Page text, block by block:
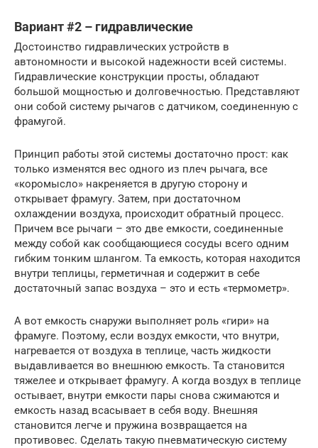
Вариант #2 – гидравлические
Достоинство гидравлических устройств в
автономности и высокой надежности всей системы.
Гидравлические конструкции просты, обладают
большой мощностью и долговечностью. Представляют
они собой систему рычагов с датчиком, соединенную с
фрамугой.
Принцип работы этой системы достаточно прост: как
только изменятся вес одного из плеч рычага, все
«коромысло» накреняется в другую сторону и
открывает фрамугу. Затем, при достаточном
охлаждении воздуха, происходит обратный процесс.
Причем все рычаги – это две емкости, соединенные
между собой как сообщающиеся сосуды всего одним
гибким тонким шлангом. Та емкость, которая находится
внутри теплицы, герметичная и содержит в себе
достаточный запас воздуха – это и есть «термометр».
А вот емкость снаружи выполняет роль «гири» на
фрамуге. Поэтому, если воздух емкости, что внутри,
нагревается от воздуха в теплице, часть жидкости
выдавливается во внешнюю емкость. Та становится
тяжелее и открывает фрамугу. А когда воздух в теплице
остывает, внутри емкости пары снова сжимаются и
емкость назад всасывает в себя воду. Внешняя
становится легче и пружина возвращается на
противовес. Сделать такую пневматическую систему